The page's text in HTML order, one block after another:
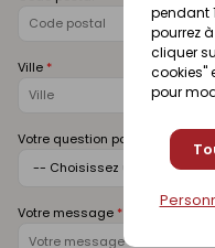
pendant
pourrez
cliquer
cookies"
pour
Ville
Votre question porte sur
Votre message